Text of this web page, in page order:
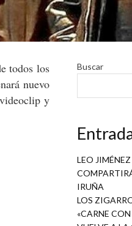
todos los
nuevo
y
Buscar
LEO
IRUÑA
LOS
«CARNE